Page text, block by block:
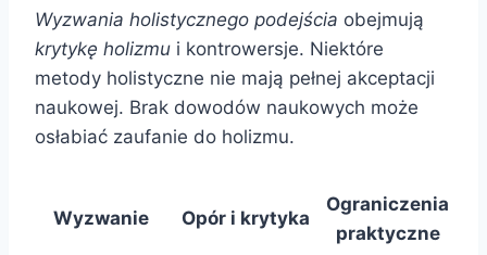
Wyzwania holistycznego podejścia obejmują
krytykę holizmu i kontrowersje. Niektóre
metody holistyczne nie mają pełnej akceptacji
naukowej. Brak dowodów naukowych może
osłabiać zaufanie do holizmu.
Wyzwanie Opór i krytyka
Ograniczenia
praktyczne